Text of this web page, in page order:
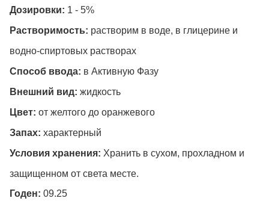
Дозировки: 1 - 5%
Растворимость: растворим в воде, в глицерине и
водно-спиртовых растворах
Способ ввода: в Активную Фазу
Внешний вид: жидкость
Цвет: от желтого до оранжевого
Запах: характерный
Условия хранения: Хранить в сухом, прохладном и
защищенном от света месте.
Годен: 09.25